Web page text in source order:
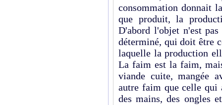
consommation donnait
que produit, la
D'abord l'objet n'est
déterminé, qui doit être
laquelle la production
La faim est la faim,
viande cuite, mangée
autre faim que celle qui
des mains, des ongles